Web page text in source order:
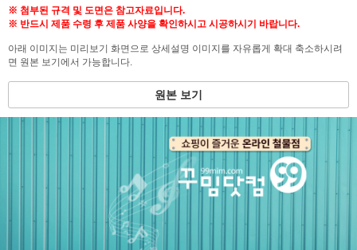
※ 첨부된 규격 및 도면은 참고자료입니다.
※ 반드시 제품 수령 후 제품 사양을 확인하시고 시공하시기 바랍니다.
아래 이미지는 미리보기 화면으로 상세설명 이미지를 자유롭게 확대 축소하시려
면 원본 보기에서 가능합니다.
원본 보기